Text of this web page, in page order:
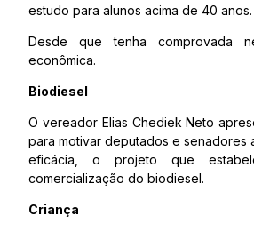
estudo para alunos acima de 40 anos.
Desde que tenha comprovada
econômica.
Biodiesel
O vereador Elias Chediek Neto
para motivar deputados e senadores
eficácia, o projeto que
comercialização do biodiesel.
Criança